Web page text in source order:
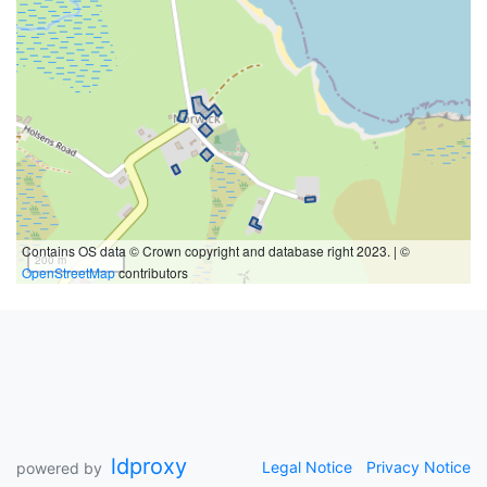
200 m
Contains OS data © Crown copyright and database right 2023. | ©
OpenStreetMapcontributors
powered by ldproxy Legal Notice Privacy Notice